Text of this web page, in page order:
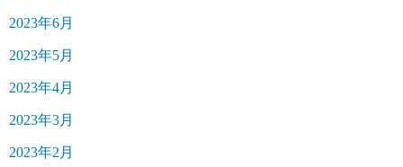
2023年6月
2023年5月
2023年4月
2023年3月
2023年2月